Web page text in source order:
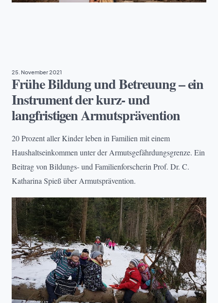
25. November 2021
Frühe Bildung und Betreuung – ein
Instrument der kurz- und
langfristigen Armutsprävention
20 Prozent aller Kinder leben in Familien mit einem
Haushaltseinkommen unter der Armutsgefährdungsgrenze. Ein
Beitrag von Bildungs- und Familienforscherin Prof. Dr. C.
Katharina Spieß über Armutsprävention.